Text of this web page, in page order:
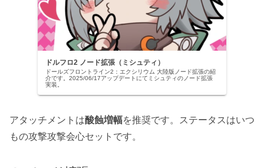
ドルフロ2 ノード拡張（ミシュティ）
ドールズフロントライン2：エクシリウム 大陸版ノード拡張の紹
介です。2025/06/17アップデートにてミシュティのノード拡張
実装。
アタッチメントは酸蝕増幅を推奨です。ステータスはいつ
もの攻撃攻撃会心セットです。